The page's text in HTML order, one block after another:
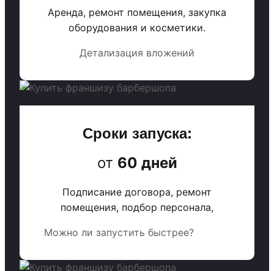
Аренда, ремонт помещения, закупка
оборудования и косметики.
Детализация вложений
Сроки запуска:
от 60 дней
Подписание договора, ремонт
помещения, подбор персонала,
Можно ли запустить быстрее?